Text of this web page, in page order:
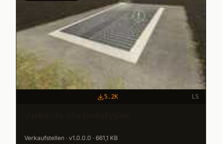
5.2K LS
Verkaufstellen · v1.0.0.0 · 661,1 KB